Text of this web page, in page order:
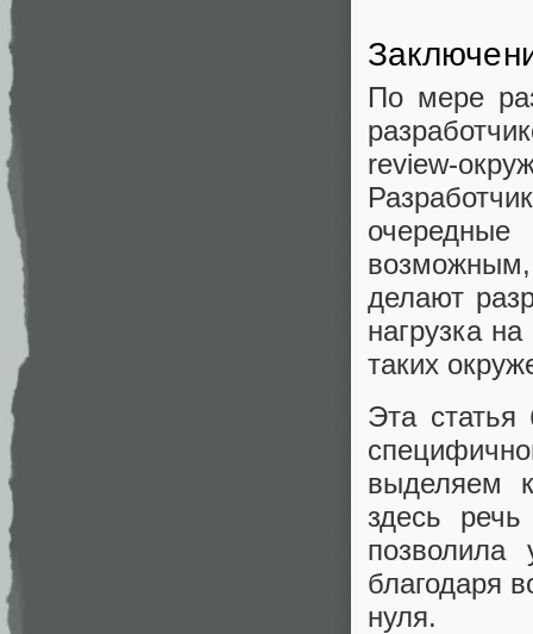
По мере
review-
делают
нагрузка
таких
Эта статья
выделяем
здесь
позволила
благодаря
нуля.